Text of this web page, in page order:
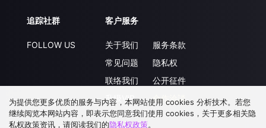
追踪社群
FOLLOW US
客户服务
关于我们
常见问题
联络我们
升级VIP
服务条款
隐私权
公开征件
合作洽談
为提供您更多优质的服务与内容，本网站使用 cookies 分析技术。若您
继续阅览本网站内容，即表示您同意我们使用 cookies，关于更多相关隐
私权政策资讯，请阅读我们的隐私权政策。